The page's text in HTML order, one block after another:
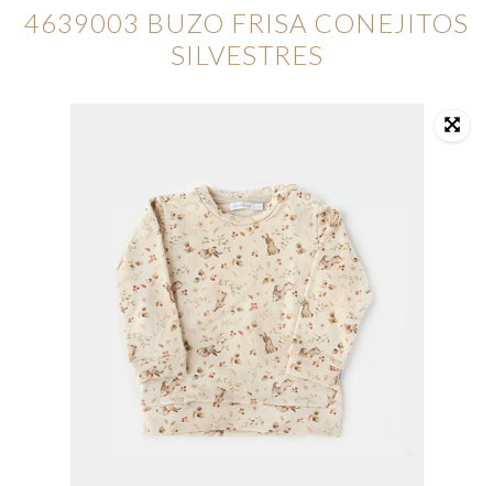
4639003 BUZO FRISA CONEJITOS
SILVESTRES